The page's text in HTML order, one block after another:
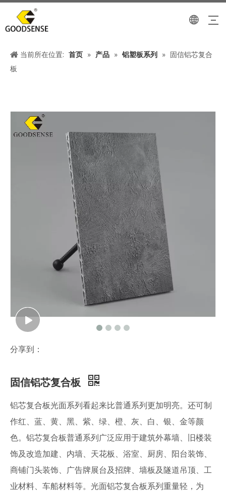
当前所在位置: 首页 » 产品 » 铝塑板系列 » 固信铝芯复合
板
分享到：
固信铝芯复合板
铝芯复合板光面系列看起来比普通系列更加明亮。还可制
作红、蓝、黄、黑、紫、绿、橙、灰、白、银、金等颜
色。铝芯复合板普通系列广泛应用于建筑外幕墙、旧楼装
饰及改造加建、内墙、天花板、浴室、厨房、阳台装饰、
商铺门头装饰、广告牌展台及招牌、墙板及隧道吊顶、工
业材料、车船材料等。光面铝芯复合板系列重量轻，为